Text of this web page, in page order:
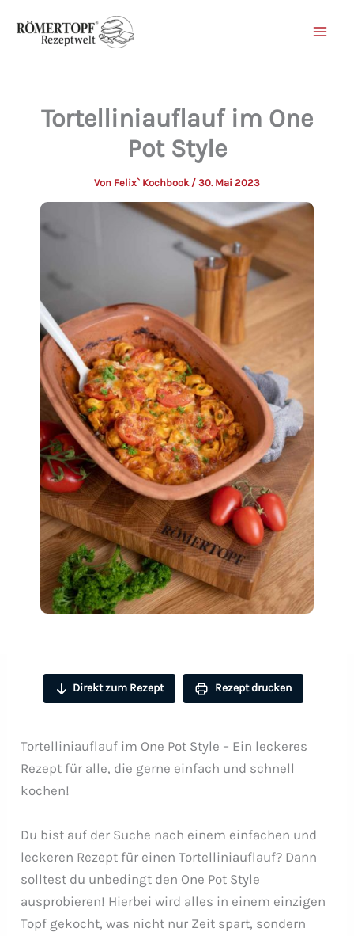
Inhalt
Tortelliniauflauf im One
Pot Style
Von Felix` Kochbook / 30. Mai 2023
Direkt zum Rezept Rezept drucken
Tortelliniauflauf im One Pot Style – Ein leckeres
Rezept für alle, die gerne einfach und schnell
kochen!
Du bist auf der Suche nach einem einfachen und
leckeren Rezept für einen Tortelliniauflauf? Dann
solltest du unbedingt den One Pot Style
ausprobieren! Hierbei wird alles in einem einzigen
Topf gekocht, was nicht nur Zeit spart, sondern